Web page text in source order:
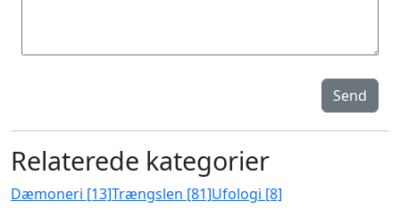
Send
Relaterede kategorier
Dæmoneri [13]Trængslen [81]Ufologi [8]